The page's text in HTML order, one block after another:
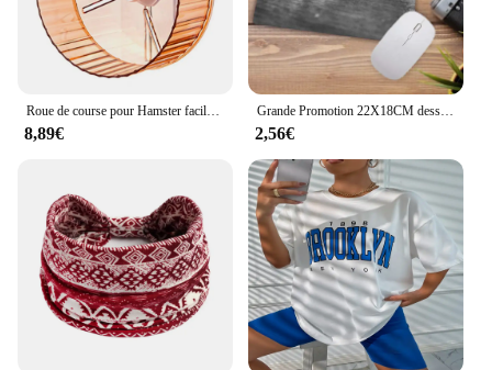
Roue de course pour Hamster facile à installer, côtés transparents, roue transparente pour petit pour Hamsters
8,89€
Grande Promotion 22X18CM dessin animé tête de chat mignon conceptions sympas tapis de souris de Table ordinateur portable clavier de jeu tapis de souris tapis d'animal
2,56€